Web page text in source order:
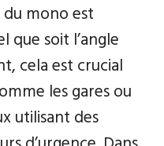
mono est
que soit l’angle
cela est crucial
les gares ou
utilisant des